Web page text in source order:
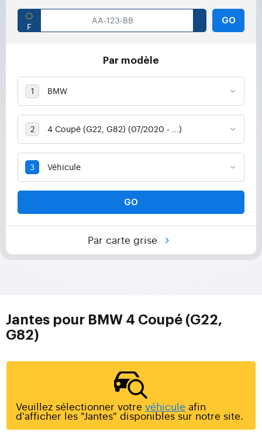
GO
Par modèle
GO
Par carte grise
Jantes pour BMW 4 Coupé (G22,
G82)
Veuillez sélectionner votre véhicule afin
d'afficher les "Jantes" disponibles sur notre site.